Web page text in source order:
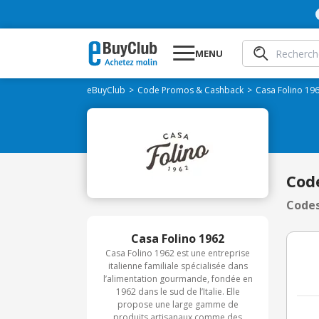
MENU
eBuyClub Code Promos & Cashback Casa Folino
Casa Folino 1962
Casa Folino 1962 est une entreprise
italienne familiale spécialisée dans
l’alimentation gourmande, fondée en
1962 dans le sud de l’Italie. Elle
propose une large gamme de